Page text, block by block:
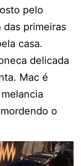
pelo
primeiras
casa.
delicada
Mac é
o